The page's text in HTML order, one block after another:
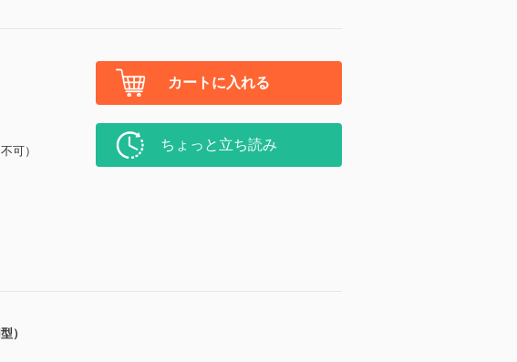
可）
カートに入れる
ちょっと立ち読み
）